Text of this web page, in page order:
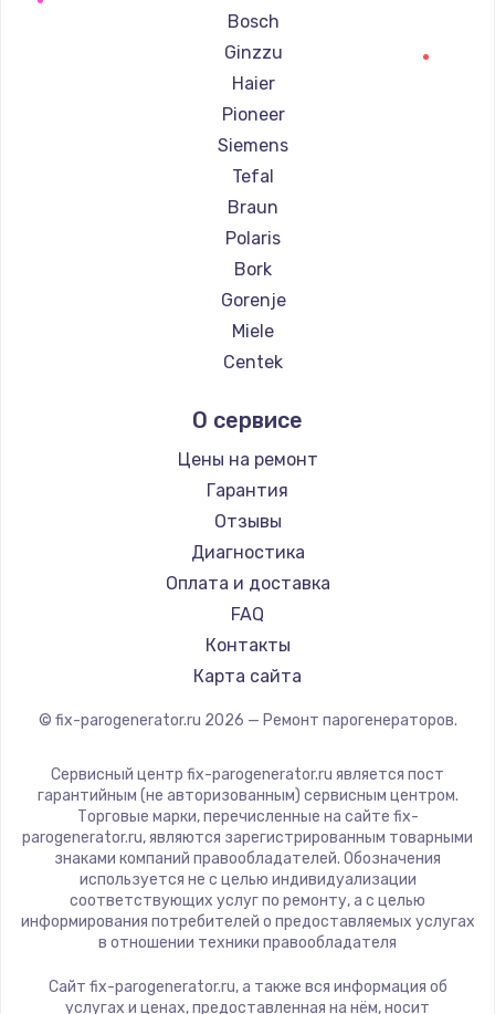
Ремонт парогенераторов Vivitek
Ремонт парогенераторов RED solution
Bosch
Ginzzu
Haier
Pioneer
Siemens
Tefal
Braun
Polaris
Bork
Gorenje
Miele
Centek
Hotpoint Ariston
DELTA
Silter
Chayka
Beko
Vivitek
RED solution
О сервисе
Цены на ремонт
Гарантия
Отзывы
Диагностика
Оплата и доставка
FAQ
Контакты
Карта сайта
© fix-parogenerator.ru 2026 — Ремонт парогенераторов.
Сервисный центр fix-parogenerator.ru является пост
гарантийным (не авторизованным) сервисным центром.
Торговые марки, перечисленные на сайте fix-
parogenerator.ru, являются зарегистрированным товарными
знаками компаний правообладателей. Обозначения
используется не с целью индивидуализации
соответствующих услуг по ремонту, а с целью
информирования потребителей о предоставляемых услугах
в отношении техники правообладателя
Сайт fix-parogenerator.ru, а также вся информация об
услугах и ценах, предоставленная на нём, носит